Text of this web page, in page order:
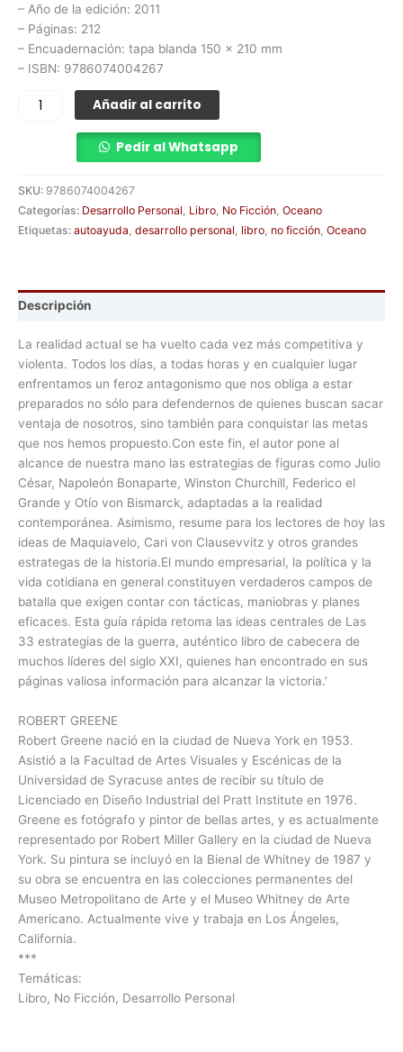
– Año de la edición: 2011
– Páginas: 212
– Encuadernación: tapa blanda 150 x 210 mm
– ISBN: 9786074004267
Añadir al carrito
Pedir al Whatsapp
SKU: 9786074004267
Categorías: Desarrollo Personal Libro No Ficción Oceano
Etiquetas: autoayuda desarrollo personal libro no ficción Oceano
Descripción
La realidad actual se ha vuelto cada vez más competitiva y
violenta. Todos los días, a todas horas y en cualquier lugar
enfrentamos un feroz antagonismo que nos obliga a estar
preparados no sólo para defendernos de quienes buscan sacar
ventaja de nosotros, sino también para conquistar las metas
que nos hemos propuesto.Con este fin, el autor pone al
alcance de nuestra mano las estrategias de figuras como Julio
César, Napoleón Bonaparte, Winston Churchill, Federico el
Grande y Otío von Bismarck, adaptadas a la realidad
contemporánea. Asimismo, resume para los lectores de hoy las
ideas de Maquiavelo, Cari von Clausevvitz y otros grandes
estrategas de la historia.El mundo empresarial, la política y la
vida cotidiana en general constituyen verdaderos campos de
batalla que exigen contar con tácticas, maniobras y planes
eficaces. Esta guía rápida retoma las ideas centrales de Las
33 estrategias de la guerra, auténtico libro de cabecera de
muchos líderes del siglo XXI, quienes han encontrado en sus
páginas valiosa información para alcanzar la victoria.’
ROBERT GREENE
Robert Greene nació en la ciudad de Nueva York en 1953.
Asistió a la Facultad de Artes Visuales y Escénicas de la
Universidad de Syracuse antes de recibir su título de
Licenciado en Diseño Industrial del Pratt Institute en 1976.
Greene es fotógrafo y pintor de bellas artes, y es actualmente
representado por Robert Miller Gallery en la ciudad de Nueva
York. Su pintura se incluyó en la Bienal de Whitney de 1987 y
su obra se encuentra en las colecciones permanentes del
Museo Metropolitano de Arte y el Museo Whitney de Arte
Americano. Actualmente vive y trabaja en Los Ángeles,
California.
***
Temáticas:
Libro, No Ficción, Desarrollo Personal